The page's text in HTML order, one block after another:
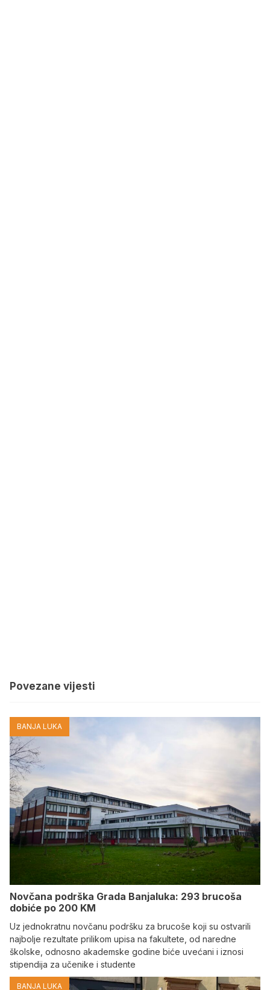
Povezane vijesti
BANJA LUKA
Novčana podrška Grada Banjaluka: 293 brucoša
dobiće po 200 KM
Uz jednokratnu novčanu podršku za brucoše koji su ostvarili
najbolje rezultate prilikom upisa na fakultete, od naredne
školske, odnosno akademske godine biće uvećani i iznosi
stipendija za učenike i studente
BANJA LUKA